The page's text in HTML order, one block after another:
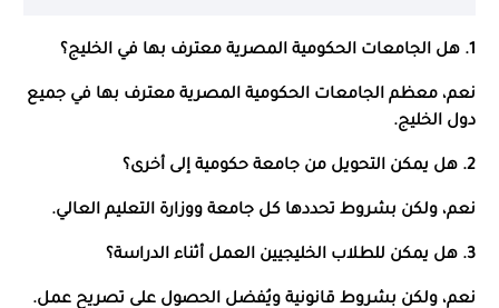
1. هل الجامعات الحكومية المصرية معترف بها في الخليج؟
نعم، معظم الجامعات الحكومية المصرية معترف بها في جميع
دول الخليج.
2. هل يمكن التحويل من جامعة حكومية إلى أخرى؟
نعم، ولكن بشروط تحددها كل جامعة ووزارة التعليم العالي.
3. هل يمكن للطلاب الخليجيين العمل أثناء الدراسة؟
نعم، ولكن بشروط قانونية ويُفضل الحصول على تصريح عمل.